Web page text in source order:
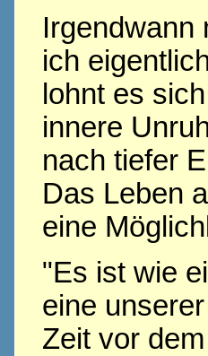
Irgendwann
ich
lohnt es
innere
nach tiefer
Das Leben
eine
"Es ist wie
eine
Zeit vor